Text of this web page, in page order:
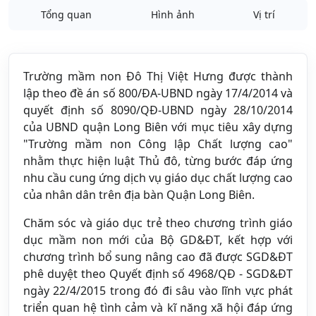
Tổng quan Hình ảnh Vị trí
Trường mầm non Đô Thị Việt Hưng được thành
lập theo đề án số 800/ĐA-UBND ngày 17/4/2014 và
quyết định số 8090/QĐ-UBND ngày 28/10/2014
của UBND quận Long Biên với mục tiêu xây dựng
"Trường mầm non Công lập Chất lượng cao"
nhằm thực hiện luật Thủ đô, từng bước đáp ứng
nhu cầu cung ứng dịch vụ giáo dục chất lượng cao
của nhân dân trên địa bàn Quận Long Biên.
Chăm sóc và giáo dục trẻ theo chương trình giáo
dục mầm non mới của Bộ GD&ĐT, kết hợp với
chương trình bổ sung nâng cao đã được SGD&ĐT
phê duyệt theo Quyết định số 4968/QĐ - SGD&ĐT
ngày 22/4/2015 trong đó đi sâu vào lĩnh vực phát
triển quan hệ tình cảm và kĩ năng xã hội đáp ứng